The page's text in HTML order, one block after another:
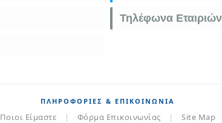
Τηλέφωνα Εταιριών
ΠΛΗΡΟΦΟΡΊΕΣ & ΕΠΙΚΟΙΝΩΝΊΑ
Ποιοι Είμαστε | Φόρμα Επικοινωνίας | Site Map